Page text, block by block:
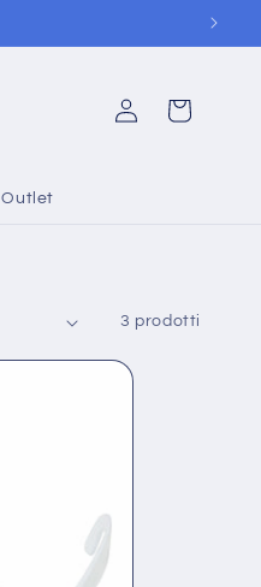
Outlet
Accedi Carrello
3 prodotti